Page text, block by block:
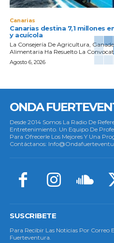
Canarias
Canarias destina 7,1 millones
y acuícola
La Consejería De Agricultura,
Alimentaria Ha Resuelto La
Agosto 6, 2026
ONDA
Desde 2014 Somos La Radio De
Entretenimiento. Un Equipo De
Para Ofrecerle Los Mejores Y Una
Contáctanos:
SUSCRIBETE
Para Recibir Las Noticias Por Correo
Fuerteventura.